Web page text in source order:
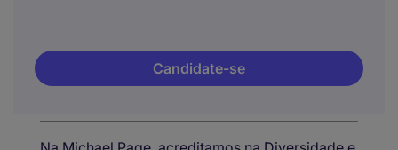
Candidate-se